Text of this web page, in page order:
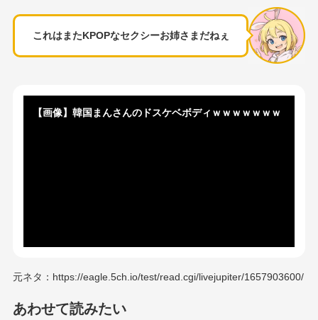
これはまたKPOPなセクシーお姉さまだねぇ
【画像】韓国まんさんのドスケベボディｗｗｗｗｗｗｗ
元ネタ：https://eagle.5ch.io/test/read.cgi/livejupiter/1657903600/
あわせて読みたい